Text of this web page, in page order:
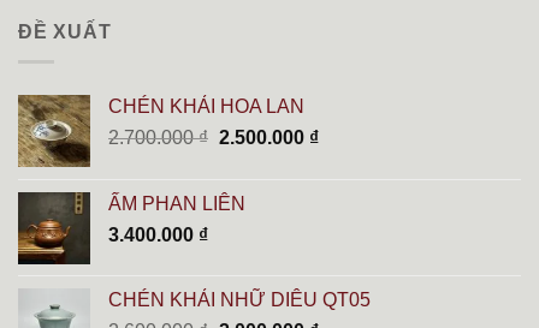
ĐỀ XUẤT
CHÉN KHẢI HOA LAN
2.700.000₫ Giá
2.700.000 ₫.
2.500.000 ₫Giá
ẤM PHAN LIÊN
3.400.000 ₫
CHÉN KHẢI NHỮ DIÊU QT05